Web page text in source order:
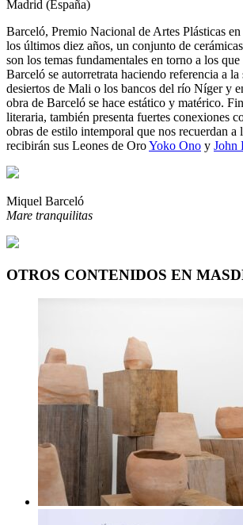
Madrid (España)
Barceló, Premio Nacional de Artes Plásticas
los últimos diez años, un conjunto de
son los temas fundamentales en torno a los
Barceló se autorretrata haciendo referencia a
desiertos de Mali o los bancos del río Níger y
obra de Barceló se hace estático y matérico.
literaria, también presenta fuertes conexiones
obras de estilo intemporal que nos recuerdan
recibirán sus Leones de OroYoko Ono y John
Miquel Barceló
Mare tranquilitas
OTROS CONTENIDOS EN